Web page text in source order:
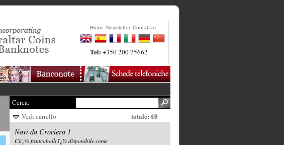
Home Newsletter Contattaci
Tel:+350 200 75662
Cerca:
Vedi carrello
totale: £0
Navi da Crociera 1
Ciï¿½ francobolli ï¿½ disponibile come